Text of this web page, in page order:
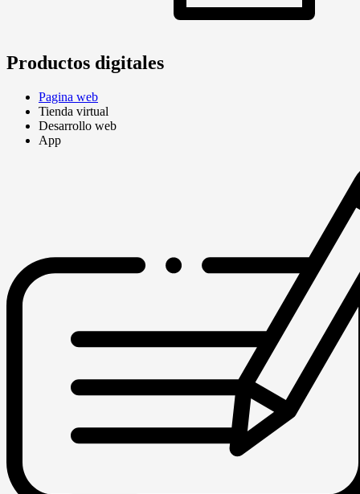
Productos digitales
Pagina web
Tienda virtual
Desarrollo web
App